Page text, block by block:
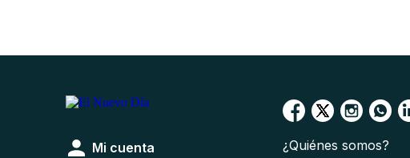
Mi cuenta
¿Quiénes somos?